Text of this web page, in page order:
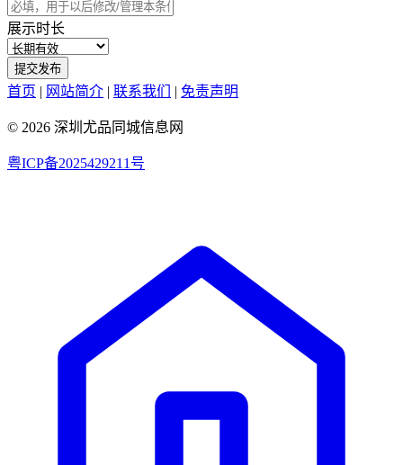
展示时长
提交发布
首页 | 网站简介 | 联系我们 | 免责声明
© 2026 深圳尤品同城信息网
粤ICP备2025429211号